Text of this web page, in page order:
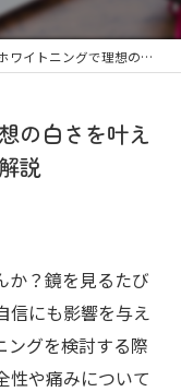
グで理想の白さを叶える方法と費用・効果の徹底解説
の白さを叶え
説
か？鏡を見るたび
信にも影響を与え
ングを検討する際
性や痛みについて